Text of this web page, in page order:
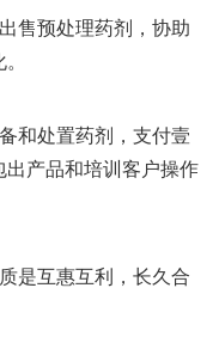
环保出售预处理药剂，协助
备和处置药剂，支付壹
产品和培训客户操作
是互惠互利，长久合